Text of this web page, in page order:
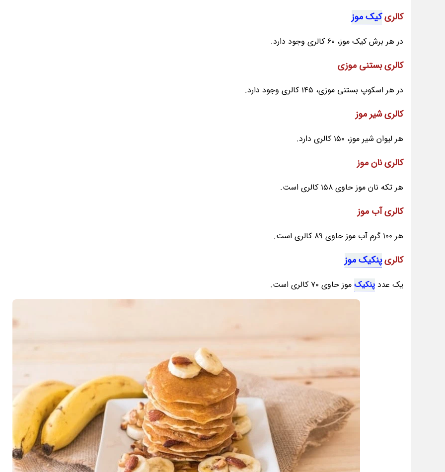
کالریکیک موز
در هر برش کیک موز، 60 کالری وجود دارد.
کالری بستنی موزی
در هر اسکوپ بستنی موزی، 145 کالری وجود دارد.
کالری شیر موز
هر لیوان شیر موز، 150 کالری دارد.
کالری نان موز
هر تکه نان موز حاوی 158 کالری است.
کالری آب موز
هر 100 گرم آب موز حاوی 89 کالری است.
کالریپنکیک موز
یک عدد پنکیک موز حاوی 70 کالری است.